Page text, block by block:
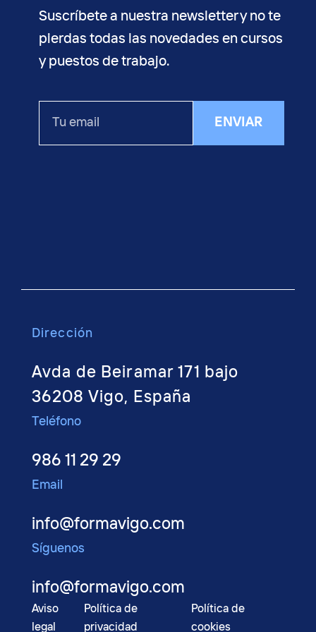
Suscríbete a nuestra newsletter y no te
pierdas todas las novedades en cursos
y puestos de trabajo.
ENVIAR
Dirección
Avda de Beiramar 171 bajo
36208 Vigo, España
Teléfono
986 11 29 29
Email
info@formavigo.com
Síguenos
info@formavigo.com
Aviso
legal
Política de
privacidad
Política de
cookies